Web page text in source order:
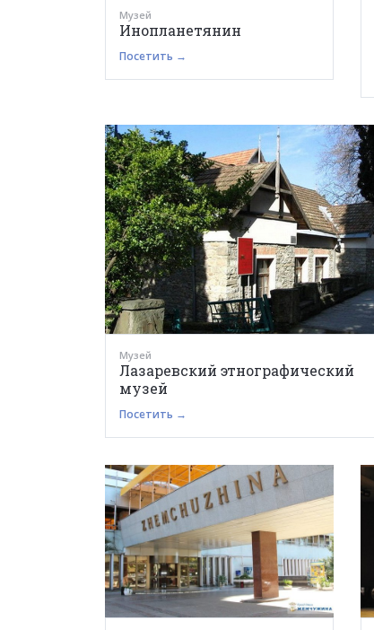
Музей
Инопланетянин
Посетить →
Музей
Лазаревский этнографический
музей
Посетить →